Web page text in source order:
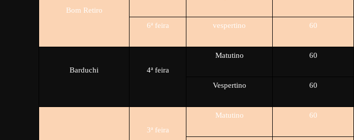
Bom Retiro
6ª feira vespertino 60
Barduchi 4ª feira
Matutino 60
Vespertino 60
3ª feira
Matutino 60